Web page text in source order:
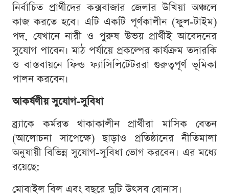
নির্বাচিত প্রার্থীদের কক্সবাজার জেলার উখিয়া অঞ্চলে
কাজ করতে হবে। এটি একটি পূর্ণকালীন (ফুল-টাইম)
পদ, যেখানে নারী ও পুরুষ উভয় প্রার্থীই আবেদনের
সুযোগ পাবেন। মাঠ পর্যায়ে প্রকল্পের কার্যক্রম তদারকি
ও বাস্তবায়নে ফিল্ড ফ্যাসিলিটেটররা গুরুত্বপূর্ণ ভূমিকা
পালন করবেন।
আকর্ষণীয় সুযোগ-সুবিধা
ব্র্যাকে কর্মরত থাকাকালীন প্রার্থীরা মাসিক বেতন
(আলোচনা সাপেক্ষে) ছাড়াও প্রতিষ্ঠানের নীতিমালা
অনুযায়ী বিভিন্ন সুযোগ-সুবিধা ভোগ করবেন। এর মধ্যে
রয়েছে:
মোবাইল বিল এবং বছরে দুটি উৎসব বোনাস।